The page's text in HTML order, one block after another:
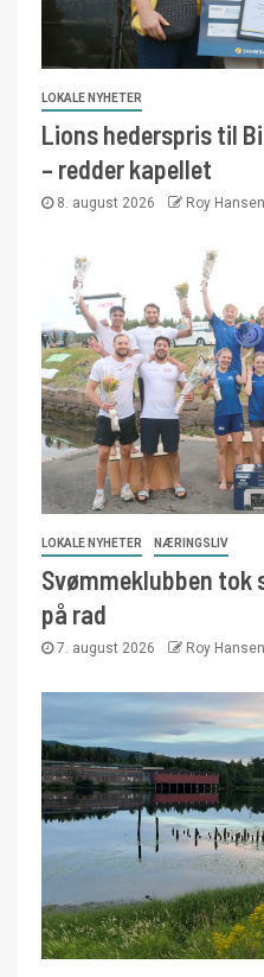
LOKALE NYHETER
Lions hederspris til
– redder kapellet
8. august 2026 Roy Hansen
LOKALE NYHETER NÆRINGSLIV
Svømmeklubben tok
på rad
7. august 2026 Roy Hansen